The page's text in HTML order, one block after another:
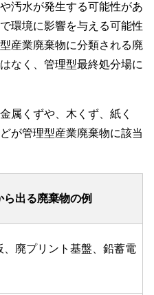
汚水が発生する可能性があ
環境に影響を与える可能性
産業廃棄物に分類される廃
なく、管理型最終処分場に
属くずや、木くず、紙く
が管理型産業廃棄物に該当
ら出る廃棄物の例
、廃プリント基盤、鉛蓄電